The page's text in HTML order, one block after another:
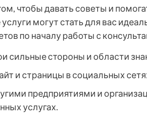
чтобы давать советы и
могут стать для вас
по началу работы с
сильные стороны и области
и страницы в социальных
предприятиями и
услугах.